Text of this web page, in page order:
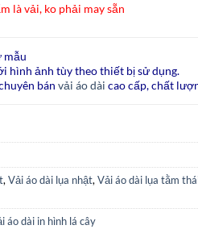
là vải, ko phải may sẵn
mẫu
hình ảnh tùy theo thiết bị sử dụng.
bán vải áo dài cao cấp, chất
, Vải áo dài lụa nhật, Vải áo dài lụa tằm
áo dài in hình lá cây